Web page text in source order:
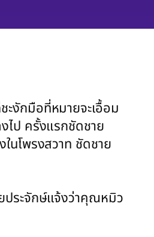
งักมือที่หมายจะเอื้อม
ไป ครั้งแรกชัดชาย
นโพรงสวาท ชัดชาย
ประจักษ์แจ้งว่าคุณหมิว